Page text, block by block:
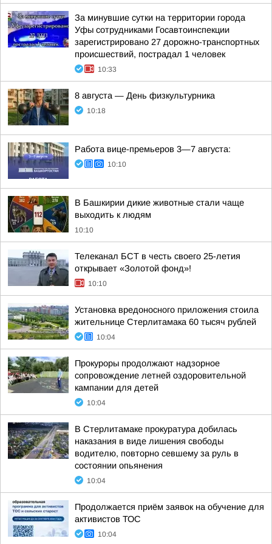
За минувшие сутки на территории города
Уфы сотрудниками Госавтоинспекции
зарегистрировано 27 дорожно-транспортных
происшествий, пострадал 1 человек
10:33
8 августа — День физкультурника
10:18
Работа вице-премьеров 3—7 августа:
10:10
В Башкирии дикие животные стали чаще
выходить к людям
10:10
Телеканал БСТ в честь своего 25-летия
открывает «Золотой фонд»!
10:10
Установка вредоносного приложения стоила
жительнице Стерлитамака 60 тысяч рублей
10:04
Прокуроры продолжают надзорное
сопровождение летней оздоровительной
кампании для детей
10:04
В Стерлитамаке прокуратура добилась
наказания в виде лишения свободы
водителю, повторно севшему за руль в
состоянии опьянения
10:04
Продолжается приём заявок на обучение для
активистов ТОС
10:04